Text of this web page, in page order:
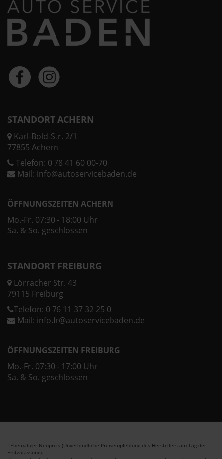
STANDORT ACHERN
Karl-Bold-Str. 2/1
77855 Achern
Telefon: 0 78 41 60 00-70
Mail: info@autoservicebaden.de
ÖFFNUNGSZEITEN ACHERN
Mo.-Fr. 07:30 - 18:00 Uhr
Sa. & So. geschlossen
STANDORT FREIBURG
Lörracher Str. 43
79115 Freiburg
Telefon: 0 76 11 37 32 25 0
Mail: info.fr@autoservicebaden.de
ÖFFNUNGSZEITEN FREIBURG
Mo.-Fr. 07:30 - 17:00 Uhr
Sa. & So. geschlossen
1 Ehemaliger Neupreis (Unverbindliche Preisempfehlung des Herstellers am Tag der
Erstzulassung).